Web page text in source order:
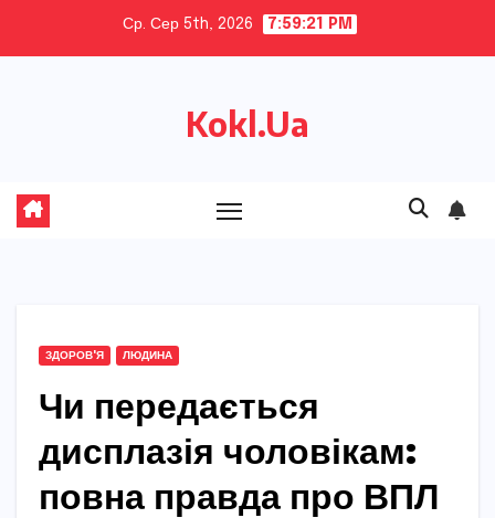
Ср. Сер 5th, 2026 7:59:22 PM
Kokl.Ua
ЗДОРОВ'Я ЛЮДИНА
Чи передається
дисплазія чоловікам:
повна правда про ВПЛ